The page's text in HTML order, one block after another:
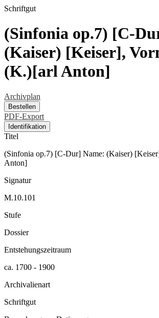
Schriftgut
(Sinfonia op.7) [C-
(Kaiser) [Keiser],
(K.)[arl Anton]
Archivplan
Bestellen
PDF-Export
Identifikation
Titel
(Sinfonia op.7) [C-Dur] Name: (Kaiser)
Anton]
Signatur
M.10.101
Stufe
Dossier
Entstehungszeitraum
ca. 1700 - 1900
Archivalienart
Schriftgut